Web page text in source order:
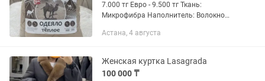
7.000 тг Евро - 9.500 тг Ткань:
Микрофибра Наполнитель: Волокно
Россия При покупке от 10шт будут
Астана, 4 августа
Женская куртка Lasagrada
100 000 ₸